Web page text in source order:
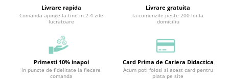
Livrare rapida
Comanda ajunge la tine in 2-4 zile
lucratoare
Livrare gratuita
la comenzile peste 200 lei la
domiciliu
Primesti 10% inapoi
in puncte de fidelitate la fiecare
comanda
Card Prima de Cariera Didactica
Acum poti folosi si acest card pentru
plata pe site